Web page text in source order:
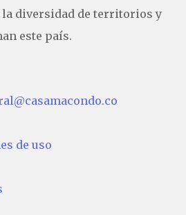
diversidad de territorios y
este país.
de uso